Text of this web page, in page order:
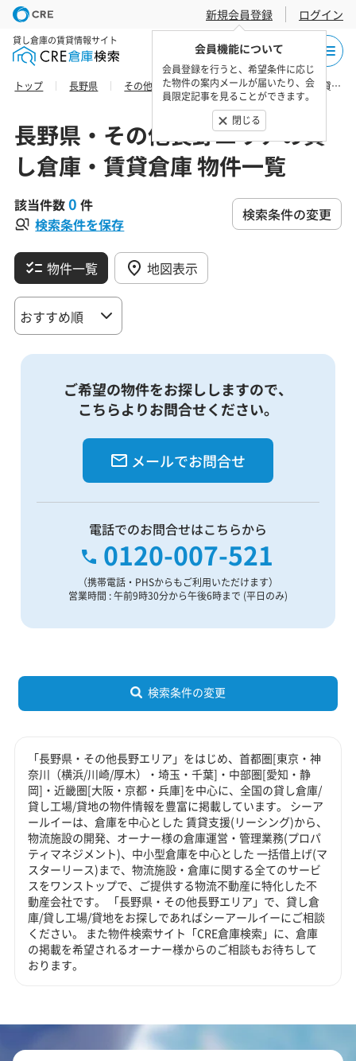
新規会員登録
会員機能について
会員登録を行うと、希望条件に応じ
た物件の案内メールが届いたり、会
員限定記事を見ることができます。
閉じる
ログイン
貸し倉庫の賃貸情報サイト
トップ 長野県 その他長野エリア 小諸市の貸し倉庫・賃貸倉庫 物件一覧
長野県・その他長野エリアの貸
し倉庫・賃貸倉庫 物件一覧
該当件数0 件
検索条件を保存
検索条件の変更
物件一覧 地図表示
ご希望の物件をお探ししますので、
こちらよりお問合せください。
メールでお問合せ
電話でのお問合せはこちらから
0120-007-521
（携帯電話・PHSからもご利用いただけます）
営業時間 : 午前9時30分から午後6時まで (平日のみ)
検索条件の変更
「長野県・その他長野エリア」をはじめ、首都圏[東京・神
奈川（横浜/川崎/厚木）・埼玉・千葉]・中部圏[愛知・静
岡]・近畿圏[大阪・京都・兵庫]を中心に、全国の貸し倉庫/
貸し工場/貸地の物件情報を豊富に掲載しています。 シーア
ールイーは、倉庫を中心とした 賃貸支援(リーシング)から、
物流施設の開発、オーナー様の倉庫運営・管理業務(プロパ
ティマネジメント)、中小型倉庫を中心とした 一括借上げ(マ
スターリース)まで、物流施設・倉庫に関する全てのサービ
スをワンストップで、ご提供する物流不動産に特化した不
動産会社です。 「長野県・その他長野エリア」で、貸し倉
庫/貸し工場/貸地をお探しであればシーアールイーにご相談
ください。 また物件検索サイト「CRE倉庫検索」に、倉庫
の掲載を希望されるオーナー様からのご相談もお待ちして
おります。